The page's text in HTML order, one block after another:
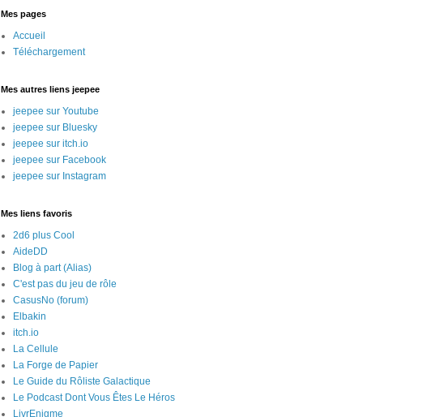
Mes pages
Accueil
Téléchargement
Mes autres liens jeepee
jeepee sur Youtube
jeepee sur Bluesky
jeepee sur itch.io
jeepee sur Facebook
jeepee sur Instagram
Mes liens favoris
2d6 plus Cool
AideDD
Blog à part (Alias)
C'est pas du jeu de rôle
CasusNo (forum)
Elbakin
itch.io
La Cellule
La Forge de Papier
Le Guide du Rôliste Galactique
Le Podcast Dont Vous Êtes Le Héros
LivrEnigme